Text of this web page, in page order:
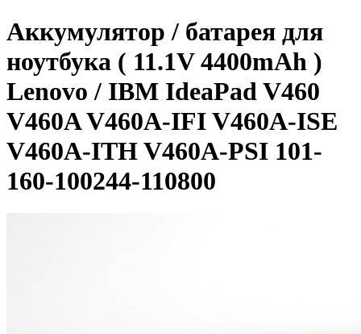
Аккумулятор / батарея для
ноутбука ( 11.1V 4400mAh )
Lenovo / IBM IdeaPad V460
V460A V460A-IFI V460A-ISE
V460A-ITH V460A-PSI 101-
160-100244-110800